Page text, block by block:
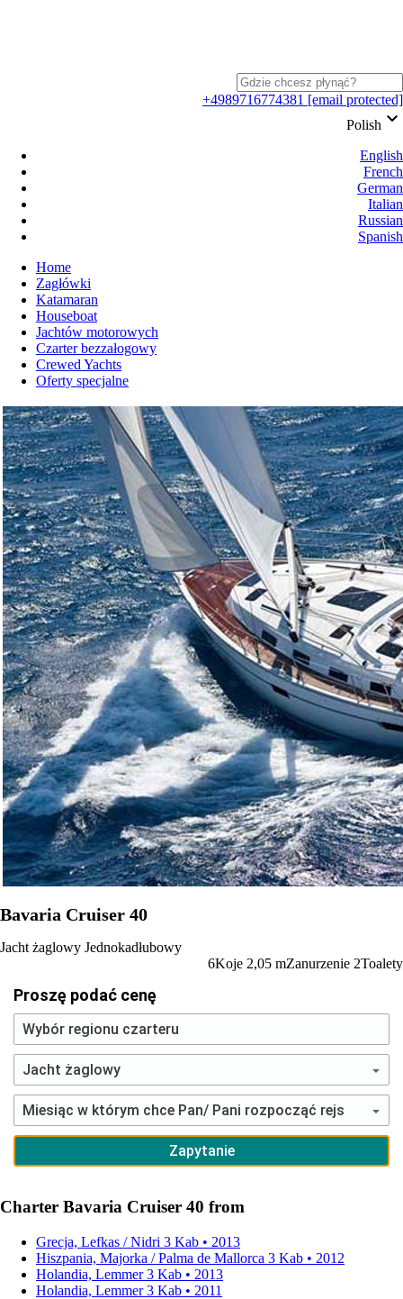
+4989716774381 [email protected]
Polish keyboard_arrow_down
English
French
German
Italian
Russian
Spanish
Home
Zagłówki
Katamaran
Houseboat
Jachtów motorowych
Czarter bezzałogowy
Crewed Yachts
Oferty specjalne
Bavaria Cruiser 40
Jacht żaglowy Jednokadłubowy
6Koje 2,05 mZanurzenie 2Toalety
Proszę podać cenę
Charter Bavaria Cruiser 40 from
Grecja, Lefkas / Nidri 3 Kab • 2013
Hiszpania, Majorka / Palma de Mallorca 3 Kab • 2012
Holandia, Lemmer 3 Kab • 2013
Holandia, Lemmer 3 Kab • 2011